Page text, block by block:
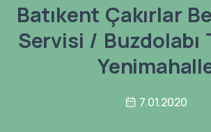
Batıkent Çakırlar
Servisi / Buzdolabı
7.01.2020